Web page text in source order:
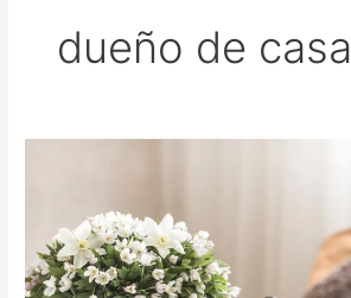
dueño de casa
tener
tu
casa